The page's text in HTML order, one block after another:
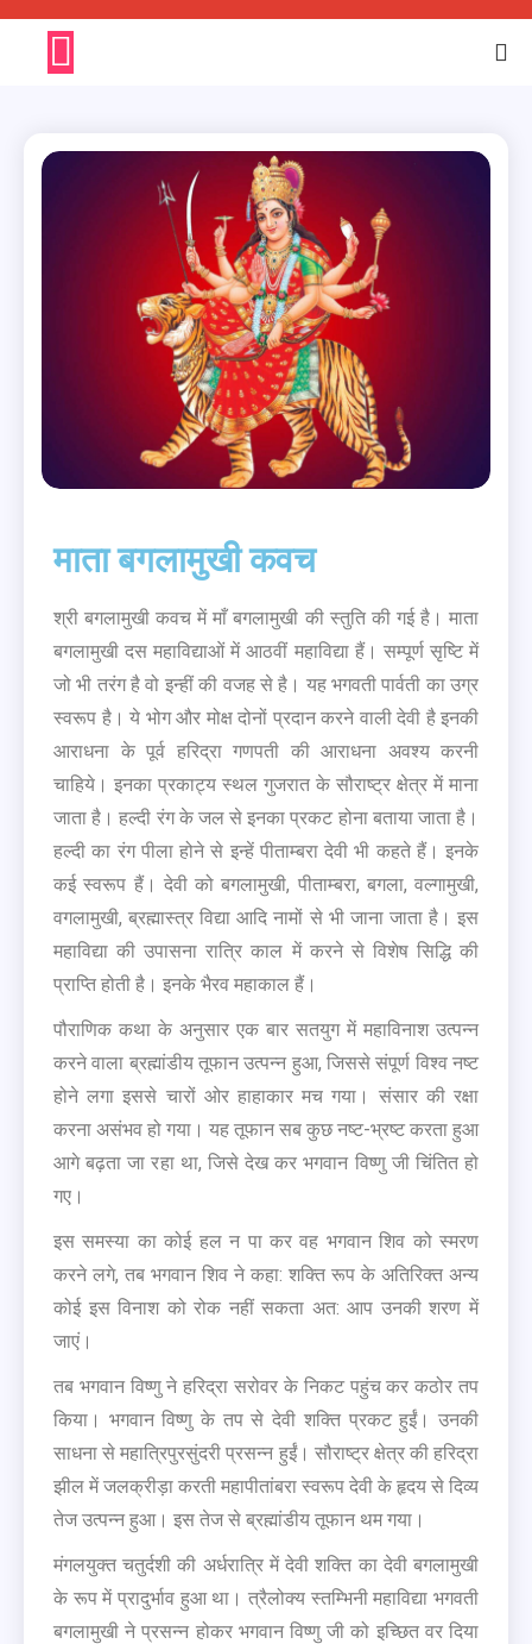
माता बगलामुखी कवच
श्री बगलामुखी कवच में माँ बगलामुखी की स्तुति की गई है। माता
बगलामुखी दस महाविद्याओं में आठवीं महाविद्या हैं। सम्पूर्ण सृष्टि में
जो भी तरंग है वो इन्हीं की वजह से है। यह भगवती पार्वती का उग्र
स्वरूप है। ये भोग और मोक्ष दोनों प्रदान करने वाली देवी है इनकी
आराधना के पूर्व हरिद्रा गणपती की आराधना अवश्य करनी
चाहिये। इनका प्रकाट्य स्थल गुजरात के सौराष्ट्र क्षेत्र में माना
जाता है। हल्दी रंग के जल से इनका प्रकट होना बताया जाता है।
हल्दी का रंग पीला होने से इन्हें पीताम्बरा देवी भी कहते हैं। इनके
कई स्वरूप हैं। देवी को बगलामुखी, पीताम्बरा, बगला, वल्गामुखी,
वगलामुखी, ब्रह्मास्त्र विद्या आदि नामों से भी जाना जाता है। इस
महाविद्या की उपासना रात्रि काल में करने से विशेष सिद्धि की
प्राप्ति होती है। इनके भैरव महाकाल हैं।
पौराणिक कथा के अनुसार एक बार सतयुग में महाविनाश उत्पन्न
करने वाला ब्रह्मांडीय तूफान उत्पन्न हुआ, जिससे संपूर्ण विश्व नष्ट
होने लगा इससे चारों ओर हाहाकार मच गया। संसार की रक्षा
करना असंभव हो गया। यह तूफान सब कुछ नष्ट-भ्रष्ट करता हुआ
आगे बढ़ता जा रहा था, जिसे देख कर भगवान विष्णु जी चिंतित हो
गए।
इस समस्या का कोई हल न पा कर वह भगवान शिव को स्मरण
करने लगे, तब भगवान शिव ने कहा: शक्ति रूप के अतिरिक्त अन्य
कोई इस विनाश को रोक नहीं सकता अत: आप उनकी शरण में
जाएं।
तब भगवान विष्णु ने हरिद्रा सरोवर के निकट पहुंच कर कठोर तप
किया। भगवान विष्णु के तप से देवी शक्ति प्रकट हुईं। उनकी
साधना से महात्रिपुरसुंदरी प्रसन्न हुईं। सौराष्ट्र क्षेत्र की हरिद्रा
झील में जलक्रीड़ा करती महापीतांबरा स्वरूप देवी के हृदय से दिव्य
तेज उत्पन्न हुआ। इस तेज से ब्रह्मांडीय तूफान थम गया।
मंगलयुक्त चतुर्दशी की अर्धरात्रि में देवी शक्ति का देवी बगलामुखी
के रूप में प्रादुर्भाव हुआ था। त्रैलोक्य स्तम्भिनी महाविद्या भगवती
बगलामुखी ने प्रसन्न होकर भगवान विष्णु जी को इच्छित वर दिया